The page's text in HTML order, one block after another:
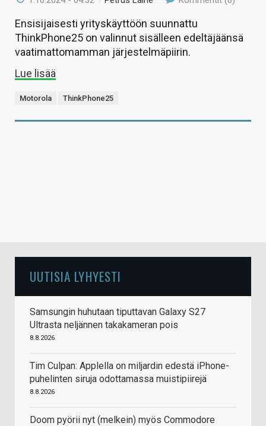
Ensisijaisesti yrityskäyttöön suunnattu
ThinkPhone25 on valinnut sisälleen edeltäjäänsä
vaatimattomamman järjestelmäpiirin.
Lue lisää
Motorola ThinkPhone25
UUTISIA LYHYESTI
Samsungin huhutaan tiputtavan Galaxy S27
Ultrasta neljännen takakameran pois
8.8.2026
Tim Culpan: Applella on miljardin edestä iPhone-
puhelinten siruja odottamassa muistipiirejä
8.8.2026
Doom pyörii nyt (melkein) myös Commodore